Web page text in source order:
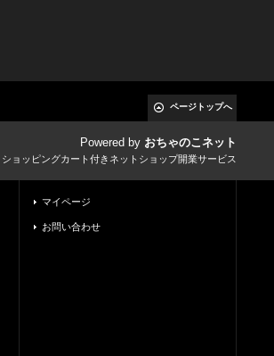
ページトップへ
Powered by おちゃのこネット
ョッピングカート付きネットショップ開業サービス
マイページ
お問い合わせ